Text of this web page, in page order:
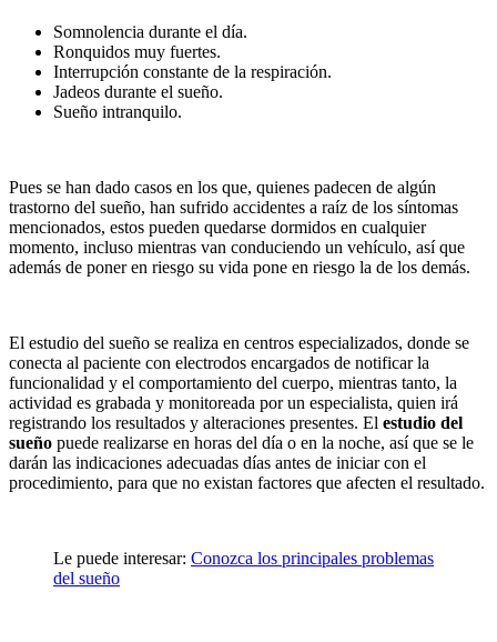
Somnolencia durante el día.
Ronquidos muy fuertes.
Interrupción constante de la respiración.
Jadeos durante el sueño.
Sueño intranquilo.
Pues se han dado casos en los que, quienes padecen de algún
trastorno del sueño, han sufrido accidentes a raíz de los síntomas
mencionados, estos pueden quedarse dormidos en cualquier
momento, incluso mientras van conduciendo un vehículo, así que
además de poner en riesgo su vida pone en riesgo la de los demás.
El estudio del sueño se realiza en centros especializados, donde se
conecta al paciente con electrodos encargados de notificar la
funcionalidad y el comportamiento del cuerpo, mientras tanto, la
actividad es grabada y monitoreada por un especialista, quien irá
registrando los resultados y alteraciones presentes. El estudio del
sueño puede realizarse en horas del día o en la noche, así que se le
darán las indicaciones adecuadas días antes de iniciar con el
procedimiento, para que no existan factores que afecten el resultado.
Le puede interesar: Conozca los principales problemas
del sueño